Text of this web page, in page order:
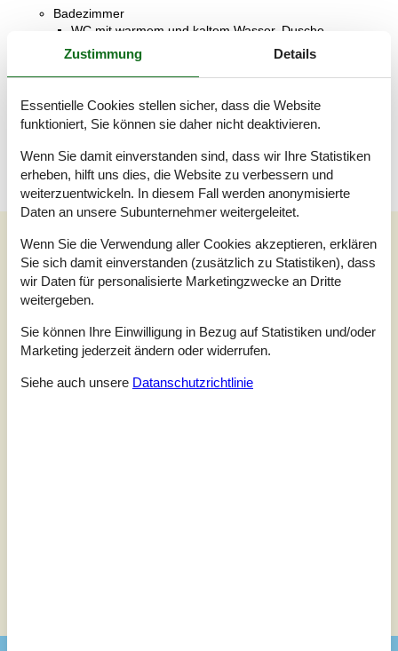
Badezimmer
WC mit warmem und kaltem Wasser, Dusche
WC mit warmem und kaltem Wasser, Dusche
Überdachte Terrasse
Externe Bewertungen
Unsere GästebewertungenExterne Bewertungen
4,0
1 externe Bewertung
Zustimmung Details
Essentielle Cookies stellen sicher, dass die Website
funktioniert, Sie können sie daher nicht deaktivieren.
Wenn Sie damit einverstanden sind, dass wir Ihre Statistiken
erheben, hilft uns dies, die Website zu verbessern und
weiterzuentwickeln. In diesem Fall werden anonymisierte
Daten an unsere Subunternehmer weitergeleitet.
Wenn Sie die Verwendung aller Cookies akzeptieren, erklären
Sie sich damit einverstanden (zusätzlich zu Statistiken), dass
wir Daten für personalisierte Marketingzwecke an Dritte
weitergeben.
Sie können Ihre Einwilligung in Bezug auf Statistiken und/oder
Marketing jederzeit ändern oder widerrufen.
Siehe auch unsere Datanschutzrichtlinie